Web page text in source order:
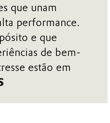
que unam
performance.
e que
de bem-
estão em